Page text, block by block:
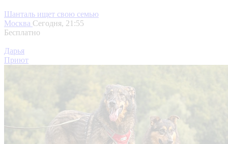
Шанталь ищет свою семью
Москва Сегодня, 21:55
Бесплатно
Дарья
Приют